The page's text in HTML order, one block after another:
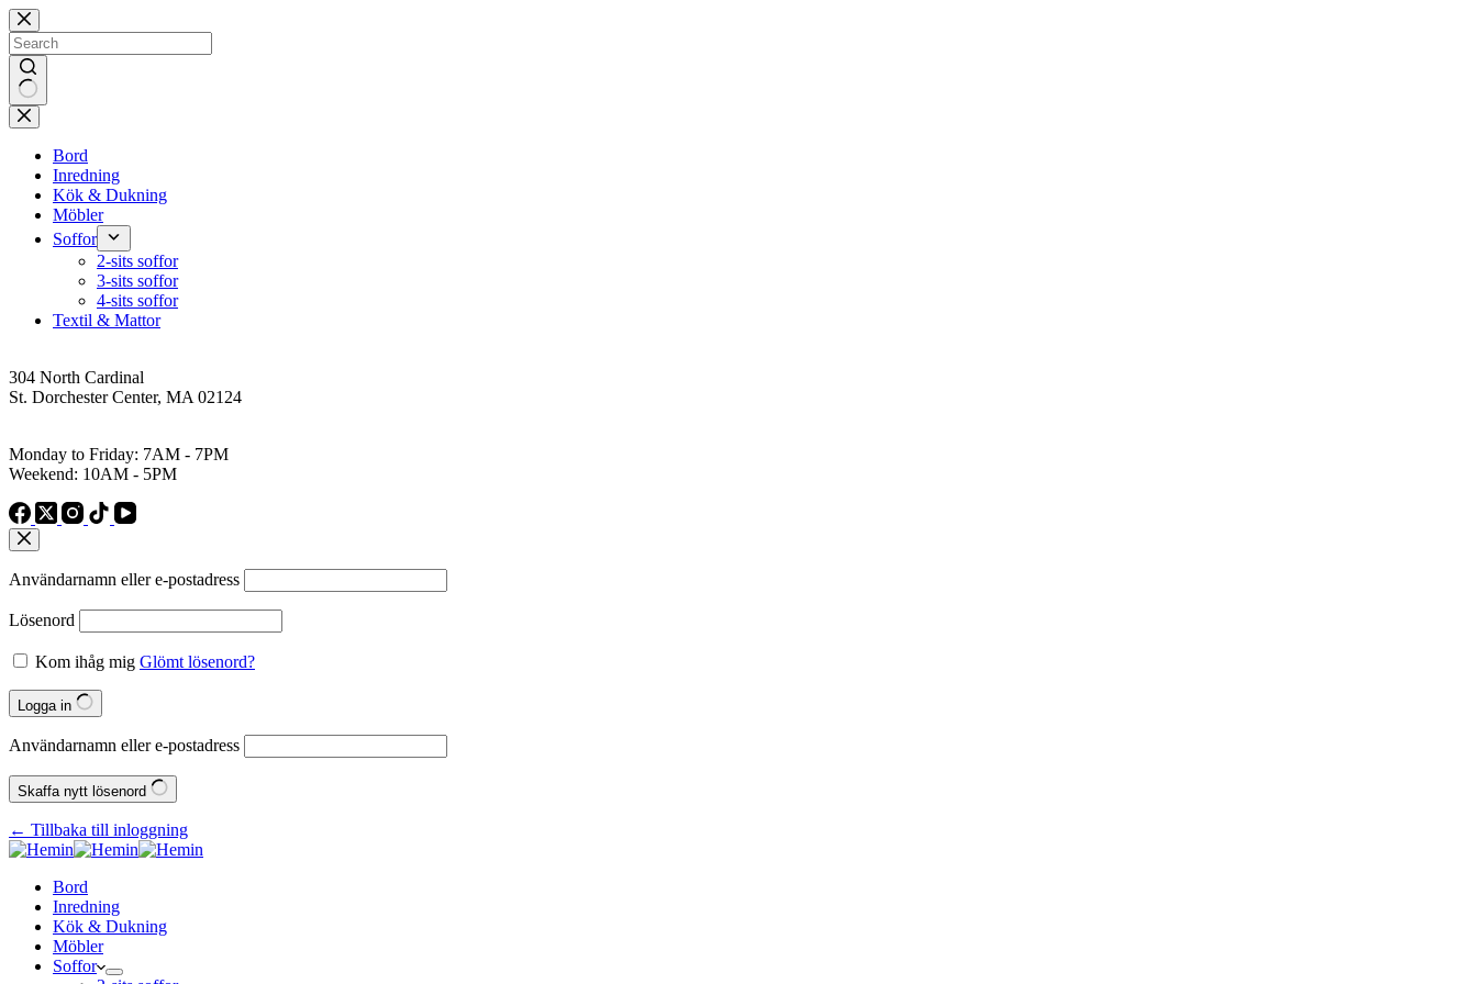
Skip
to
content
No
results
Bord
Inredning
Kök & Dukning
Möbler
Soffor
2-sits soffor
3-sits soffor
4-sits soffor
Textil & Mattor
304 North Cardinal
St. Dorchester Center, MA 02124
Monday to Friday: 7AM - 7PM
Weekend: 10AM - 5PM
Användarnamn eller e‑postadress
Lösenord
Kom ihåg mig Glömt lösenord?
Logga in
Användarnamn eller e‑postadress
Skaffa nytt lösenord
← Tillbaka till inloggning
Bord
Inredning
Kök & Dukning
Möbler
Soffor